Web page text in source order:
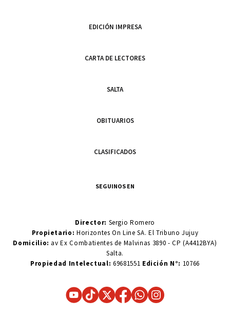
EDICIÓN IMPRESA
CARTA DE LECTORES
SALTA
OBITUARIOS
CLASIFICADOS
SEGUINOS EN
Director: Sergio Romero
Propietario:Horizontes On Line SA. El Tribuno Jujuy
Domicilio: av Ex Combatientes de Malvinas 3890 - CP (A4412BYA)
Salta.
Propiedad Intelectual: 69681551 Edición N°: 10766